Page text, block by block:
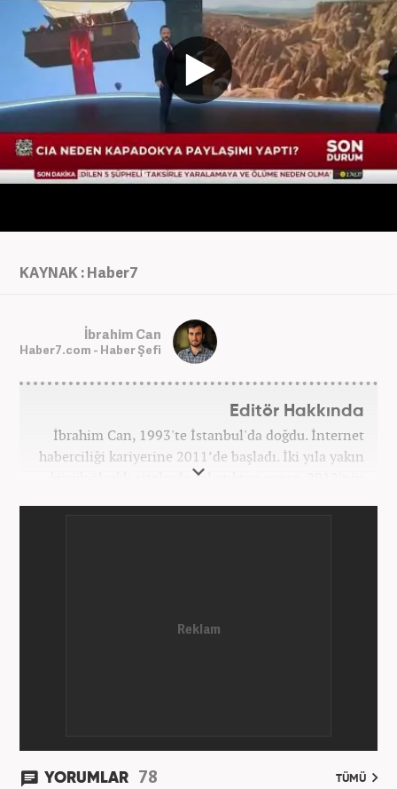
KAYNAK : Haber7
İbrahim Can
Haber7.com - Haber Şefi
Editör Hakkında
İbrahim Can, 1993'te İstanbul'da doğdu. İnternet
haberciliği kariyerine 2011’de başladı. İki yıla yakın
küçük ölçekli sitelerde çalıştıktan sonra, 2012'nin
Yeni Şafak'ta kültür sanat, eğitim ve siyaset alanları
YORUMLAR 78 TÜMÜ